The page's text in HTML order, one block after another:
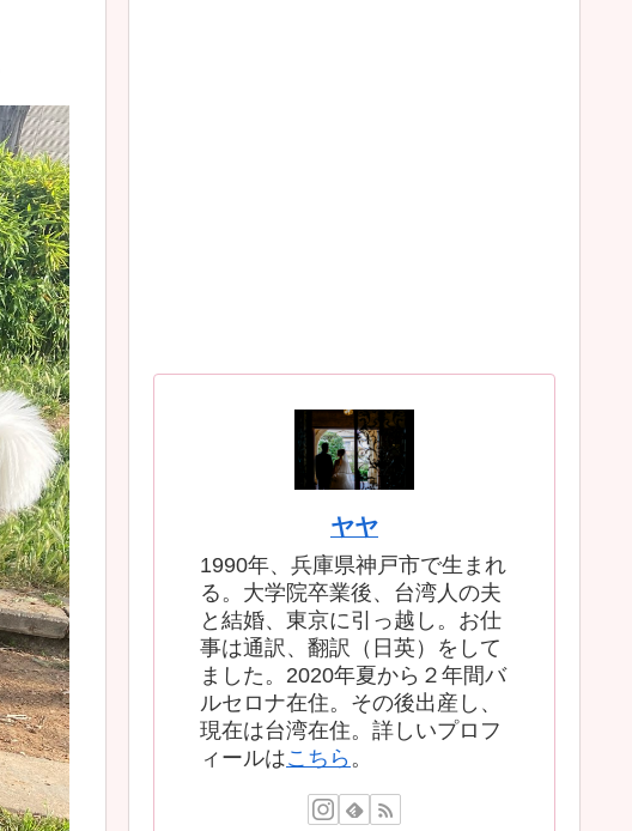
ヤヤ
1990年、兵庫県神戸市で生まれ
る。大学院卒業後、台湾人の夫
と結婚、東京に引っ越し。お仕
事は通訳、翻訳（日英）をして
ました。2020年夏から２年間バ
ルセロナ在住。その後出産し、
現在は台湾在住。詳しいプロフ
ィールはこちら 。